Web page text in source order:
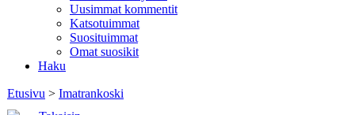
Uusimmat kommentit
Katsotuimmat
Suosituimmat
Omat suosikit
Haku
Etusivu > Imatrankoski